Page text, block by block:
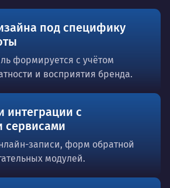
под специфику
формируется с учётом
и восприятия бренда.
интеграции с
сервисами
записи, форм обратной
модулей.